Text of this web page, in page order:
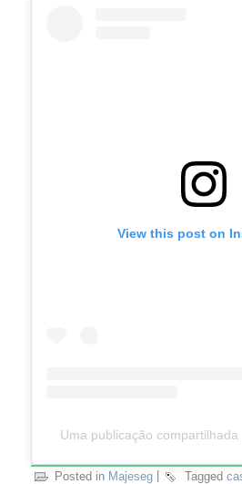
View this post on
Posted in Majeseg Tagged